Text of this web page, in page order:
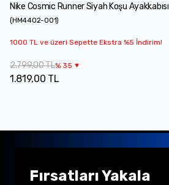
Nike Cosmic Runner Siyah Koşu Ayakkabısı
(HM4402-001)
1000 TL ve üzeri Sepette Ekstra %5 İndirim!
2.799,00 TL% 35
1.819,00 TL
Fırsatları Yakala